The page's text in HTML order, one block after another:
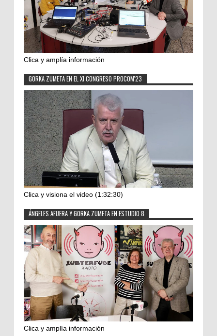
Clica y amplía información
GORKA ZUMETA EN EL XI CONGRESO PROCOM'23
Clica y visiona el video (1:32:30)
ÁNGELES AFUERA Y GORKA ZUMETA EN ESTUDIO 8
Clica y amplía información